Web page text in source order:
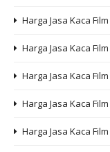
Harga Jasa Kaca
Harga Jasa Kaca
Harga Jasa Kaca
Harga Jasa Kaca
Harga Jasa Kaca